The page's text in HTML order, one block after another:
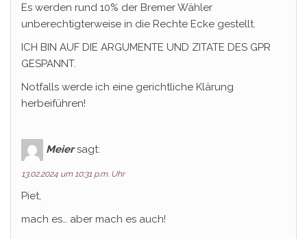
Es werden rund 10% der Bremer Wähler
unberechtigterweise in die Rechte Ecke gestellt.
ICH BIN AUF DIE ARGUMENTE UND ZITATE DES GPR
GESPANNT.
Notfalls werde ich eine gerichtliche Klärung
herbeiführen!
Meier sagt:
13.02.2024 um 10:31 p.m. Uhr
Piet,
mach es… aber mach es auch!